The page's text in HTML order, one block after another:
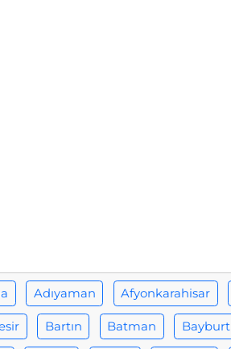
Adıyaman Afyonkarahisar
Bartın Batman Bayburt